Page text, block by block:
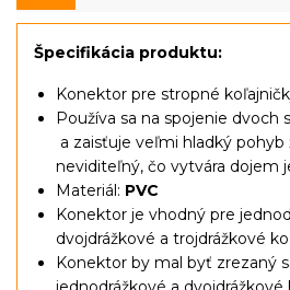
Špecifikácia produktu:
Konektor pre stropné
Používa sa na spojenie dvoch
a zaisťuje veľmi hladký pohyb
neviditeľný, čo vytvára dojem
Materiál: PVC
Konektor je vhodný pre
dvojdrážkové a trojdrážkové
Konektor by mal byť zrezaný